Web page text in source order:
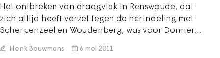
Het ontbreken van draagvlak in Renswoude, dat
zich altijd heeft verzet tegen de herindeling met
Scherpenzeel en Woudenberg, was voor Donner…
Henk Bouwmans 6 mei 2011